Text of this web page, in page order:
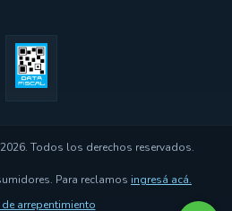
Todos los derechos reservados.
Para reclamos ingresá acá.
arrepentimiento